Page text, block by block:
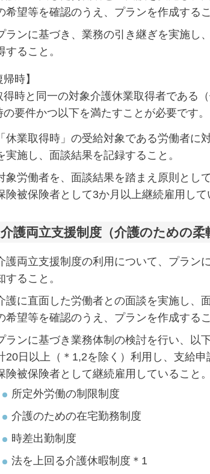
希望等を確認のうえ、プランを作成するこ
ランに基づき、業務の引き継ぎを実施し
すること。
時】
時と同一の対象介護休業取得者である
要件かつ以下を満たすことが必要です。
休業取得時」の受給対象である労働者に
実施し、面談結果を記録すること。
象労働者を、面談結果を踏まえ原則とし
険被保険者として3か月以上継続雇用して
護両立支援制度（介護のための柔
護両立支援制度の利用について、プラン
すること。
護に直面した労働者との面談を実施し、
希望等を確認のうえ、プランを作成するこ
ランに基づき業務体制の検討を行い、以
20日以上（＊1,2を除く）利用し、支給
険被保険者として継続雇用していること。
所定外労働の制限制度
介護のための在宅勤務制度
時差出勤制度
法を上回る介護休暇制度＊1